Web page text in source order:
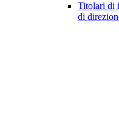
Titolari di
di